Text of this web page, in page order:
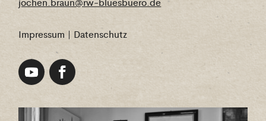
Impressum | Datenschutz